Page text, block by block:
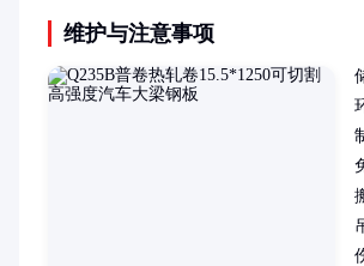
维护与注意事项